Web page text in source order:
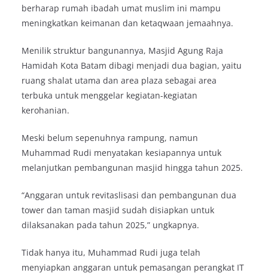
berharap rumah ibadah umat muslim ini mampu
meningkatkan keimanan dan ketaqwaan jemaahnya.
Menilik struktur bangunannya, Masjid Agung Raja
Hamidah Kota Batam dibagi menjadi dua bagian, yaitu
ruang shalat utama dan area plaza sebagai area
terbuka untuk menggelar kegiatan-kegiatan
kerohanian.
Meski belum sepenuhnya rampung, namun
Muhammad Rudi menyatakan kesiapannya untuk
melanjutkan pembangunan masjid hingga tahun 2025.
“Anggaran untuk revitaslisasi dan pembangunan dua
tower dan taman masjid sudah disiapkan untuk
dilaksanakan pada tahun 2025,” ungkapnya.
Tidak hanya itu, Muhammad Rudi juga telah
menyiapkan anggaran untuk pemasangan perangkat IT